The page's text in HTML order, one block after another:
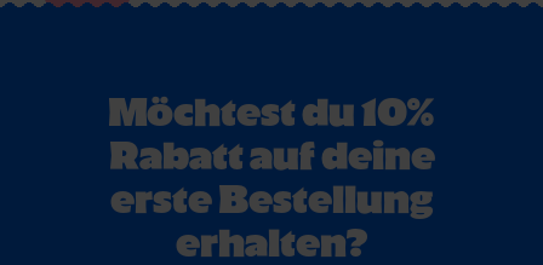
Möchtest du 10%
Rabatt auf deine
erste Bestellung
erhalten?